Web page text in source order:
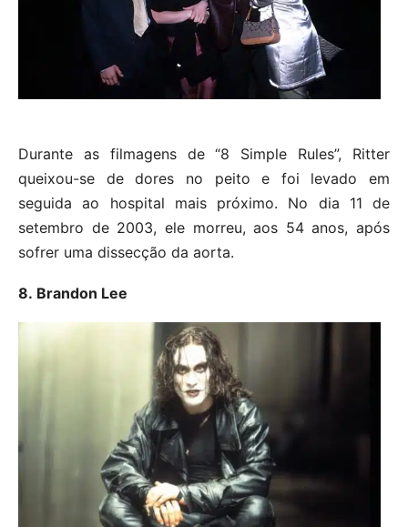
Durante as filmagens de “8 Simple Rules”, Ritter
queixou-se de dores no peito e foi levado em
seguida ao hospital mais próximo. No dia 11 de
setembro de 2003, ele morreu, aos 54 anos, após
sofrer uma dissecção da aorta.
8. Brandon Lee